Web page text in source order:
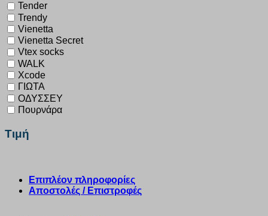
Tender
Trendy
Vienetta
Vienetta Secret
Vtex socks
WALK
Xcode
ΓΙΩΤΑ
ΟΔΥΣΣΕΥ
Πουρνάρα
Τιμή
Επιπλέον πληροφορίες
Αποστολές / Επιστροφές